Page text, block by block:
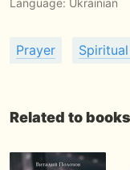
Language: Ukrainian
Prayer
Related to